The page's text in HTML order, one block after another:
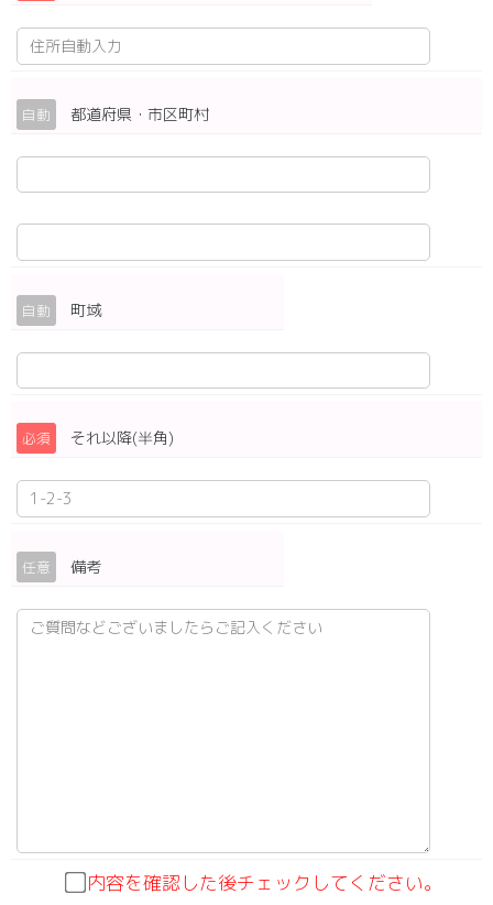
自動 都道府県・市区町村
自動 町域
必須 それ以降(半角)
任意 備考
内容を確認した後チェックしてください。